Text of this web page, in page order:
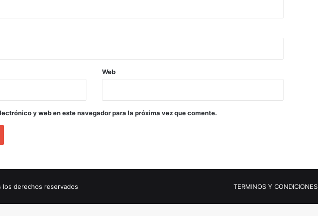
Web
y web en este navegador para la próxima vez que comente.
derechos reservados TERMINOS Y CONDICIONES